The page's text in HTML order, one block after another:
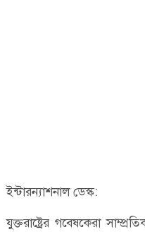
ইন্টারন্যাশনাল ডেস্ক:
যুক্তরাষ্ট্রের গবেষকেরা